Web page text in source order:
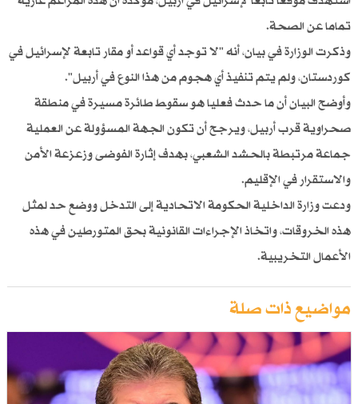
تماما عن الصحة.
وذكرت الوزارة في بيان، أنه "لا توجد أي قواعد أو مقار تابعة لإسرائيل في
كوردستان، ولم يتم تنفيذ أي هجوم من هذا النوع في أربيل".
وأوضح البيان أن ما حدث فعليا هو سقوط طائرة مسيرة في منطقة
صحراوية قرب أربيل، ويرجح أن تكون الجهة المسؤولة عن العملية
جماعة مرتبطة بالحشد الشعبي، بهدف إثارة الفوضى وزعزعة الأمن
والاستقرار في الإقليم.
ودعت وزارة الداخلية الحكومة الاتحادية إلى التدخل ووضع حد لمثل
هذه الخروقات، واتخاذ الإجراءات القانونية بحق المتورطين في هذه
الأعمال التخريبية.
مواضيع ذات صلة